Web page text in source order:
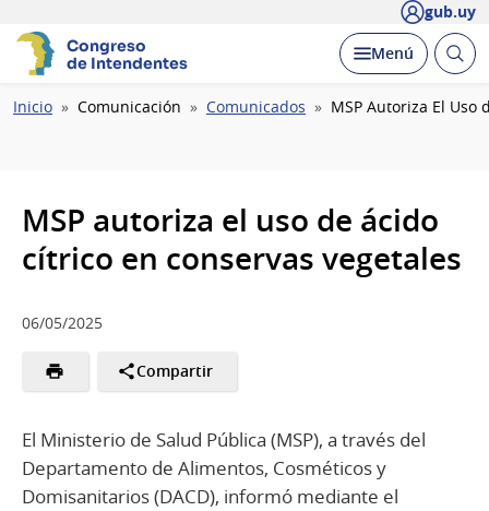
gub.uy
Congreso
de Intendentes
Desplegar
Menú Abrir
Ruta
Inicio Comunicación Comunicados MSP Autoriza El Uso
MSP autoriza el uso de ácido
cítrico en conservas vegetales
06/05/2025
Compartir
El Ministerio de Salud Pública (MSP), a través del
Departamento de Alimentos, Cosméticos y
Domisanitarios (DACD), informó mediante el